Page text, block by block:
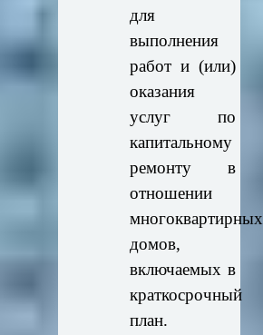
для
выполнения
работ и (или)
оказания
услуг по
капитальному
ремонту в
отношении
многоквартирных
домов,
включаемых в
краткосрочный
план.